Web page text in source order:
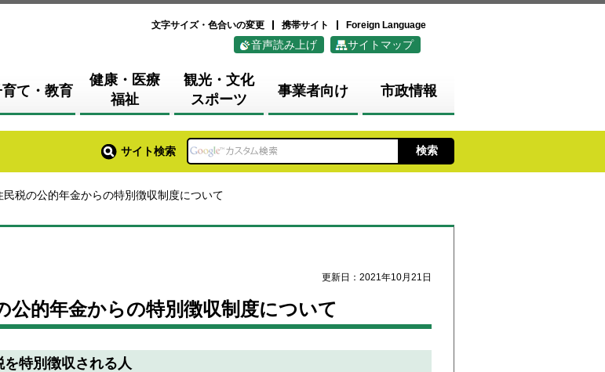
文字サイズ・色合いの変更 携帯サイト Foreign Language
音声読み上げ サイトマップ
て・教育
健康・医療
福祉
観光・文化
スポーツ
事業者向け 市政情報
サイト検索
民税の公的年金からの特別徴収制度について
更新日：2021年10月21日
公的年金からの特別徴収制度について
特別徴収される人